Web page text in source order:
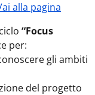
alla pagina
“Focus
per:
gli ambiti
del progetto